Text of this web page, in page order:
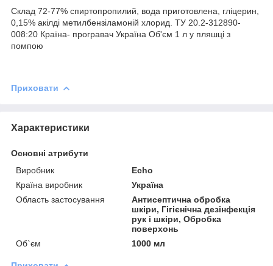
Склад 72-77% спиртопропилий, вода приготовлена, гліцерин,
0,15% акілді метилбензіламоній хлорид. ТУ 20.2-312890-
008:20 Країна- програвач Україна Об'єм 1 л у пляшці з
помпою
Приховати
Характеристики
Основні атрибути
Виробник
Echo
Країна виробник
Україна
Область застосування
Антисептична обробка
шкіри, Гігієнічна дезінфекція
рук і шкіри, Обробка
поверхонь
Об`єм
1000 мл